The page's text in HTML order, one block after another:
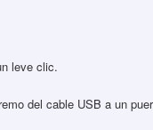
leve clic.
del cable USB a un